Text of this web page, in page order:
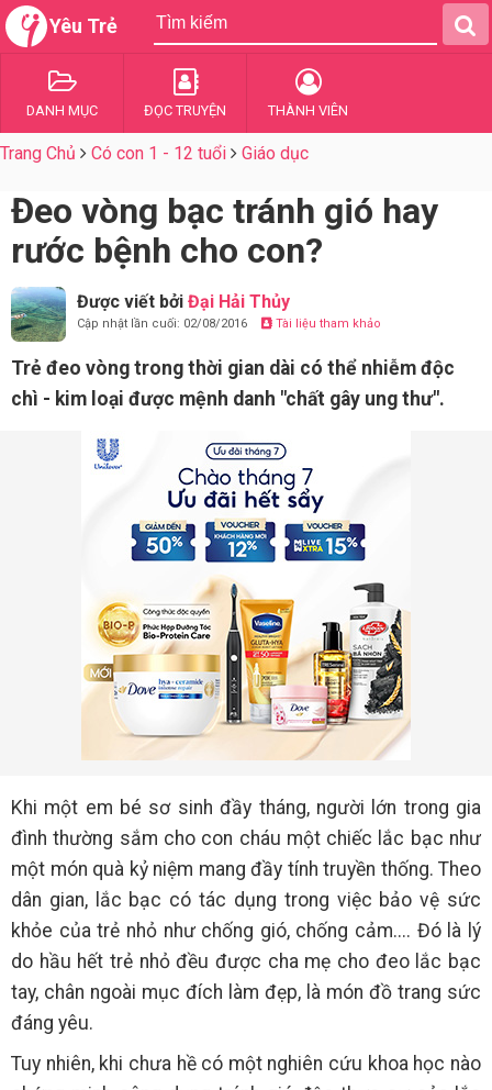
Yêu Trẻ
DANH MỤC ĐỌC TRUYỆN THÀNH VIÊN
Trang Chủ Có con 1 - 12 tuổi Giáo dục
Đeo vòng bạc tránh gió hay
rước bệnh cho con?
Được viết bởi Đại Hải Thủy
Cập nhật lần cuối: 02/08/2016 Tài liệu tham khảo
Trẻ đeo vòng trong thời gian dài có thể nhiễm độc
chì - kim loại được mệnh danh "chất gây ung thư".
Khi một em bé sơ sinh đầy tháng, người lớn trong gia
đình thường sắm cho con cháu một chiếc lắc bạc như
một món quà kỷ niệm mang đầy tính truyền thống. Theo
dân gian, lắc bạc có tác dụng trong việc bảo vệ sức
khỏe của trẻ nhỏ như chống gió, chống cảm.... Đó là lý
do hầu hết trẻ nhỏ đều được cha mẹ cho đeo lắc bạc
tay, chân ngoài mục đích làm đẹp, là món đồ trang sức
đáng yêu.
Tuy nhiên, khi chưa hề có một nghiên cứu khoa học nào